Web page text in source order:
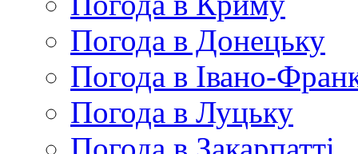
Погода в Донецьку
Погода в Івано-
Погода в Луцьку